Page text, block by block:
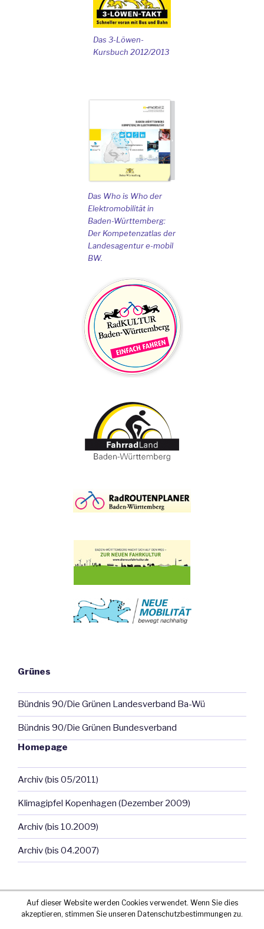
Das 3-Löwen-
Kursbuch 2012/2013
Das Who is Who der
Elektromobilität in
Baden-Württemberg:
Der Kompetenzatlas der
Landesagentur e-mobil
BW.
Grünes
Bündnis 90/Die Grünen Landesverband Ba-Wü
Bündnis 90/Die Grünen Bundesverband
Homepage
Archiv (bis 05/2011)
Klimagipfel Kopenhagen (Dezember 2009)
Archiv (bis 10.2009)
Archiv (bis 04.2007)
Auf dieser Website werden Cookies verwendet. Wenn Sie dies
akzeptieren, stimmen Sie unseren Datenschutzbestimmungen zu.